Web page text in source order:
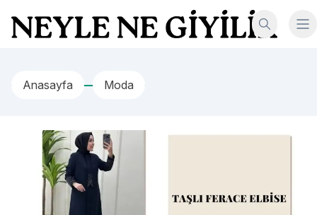
Neyle Ne Giyilir
Anasayfa Moda